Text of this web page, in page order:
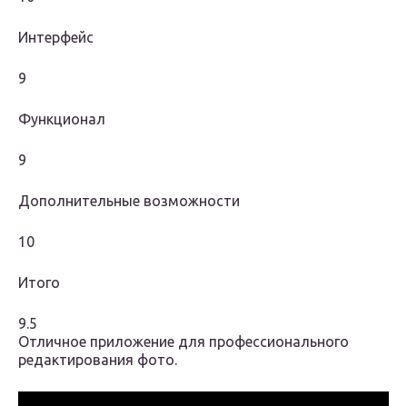
Интерфейс
9
Функционал
9
Дополнительные возможности
10
Итого
9.5
Отличное приложение для профессионального
редактирования фото.